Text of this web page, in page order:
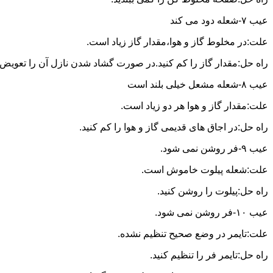
عیب ۷-شعله دود می کند
علت:در مخلوط گاز و هوا،مقدار گاز زیاد است.
راه حل:مقدار گاز را کم کنید.در صورت گشاد شدن نازل آن را تعویض
عیب ۸-شعله مشعل خیلی بلند است
علت:مقدار گاز و هوا هر دو زیاد است.
راه حل:در اجاق های قدیمی گاز و هوا را کم کنید.
عیب ۹-فر روشن نمی شود.
علت:شعله پیلوت خاموش است.
راه حل:پیلوت را روشن کنید.
عیب ۱۰-فر روشن نمی شود.
علت:تایمر در وضع صحیح تنظیم نشده.
راه حل:تایمر فر را تنظیم کنید.